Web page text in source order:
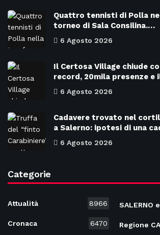
Quattro tennisti di Polla
torneo di Sala Consilina.…
6 Agosto 2026
Il Certosa Village chiude
record, 20mila presenze e
6 Agosto 2026
Cadavere trovato nel
a Salerno: ipotesi di una
6 Agosto 2026
Categorie
Attualità 8966
Cronaca 6470
SALERNO
Regione